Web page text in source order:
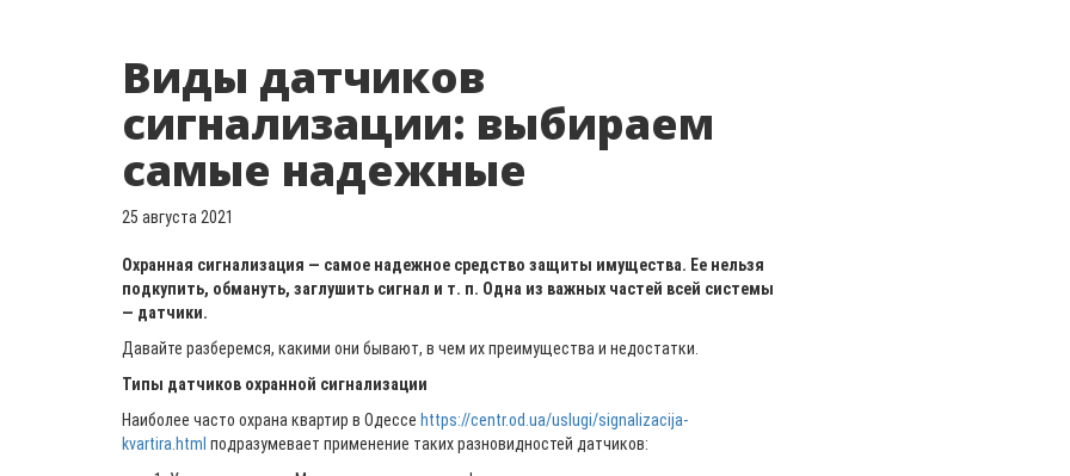
Виды датчиков
сигнализации: выбираем
самые надежные
25 августа 2021
Охранная сигнализация — самое надежное средство защиты имущества. Ее нельзя
подкупить, обмануть, заглушить сигнал и т. п. Одна из важных частей всей системы
— датчики.
Давайте разберемся, какими они бывают, в чем их преимущества и недостатки.
Типы датчиков охранной сигнализации
Наиболее часто охрана квартир в Одессе https://centr.od.ua/uslugi/signalizacija-
kvartira.html подразумевает применение таких разновидностей датчиков: